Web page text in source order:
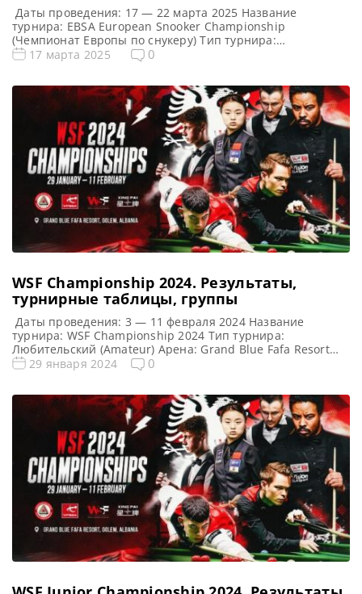
Даты проведения: 17 — 22 марта 2025 Название
турнира: EBSA European Snooker Championship
(Чемпионат Европы по снукеру) Тип турнира:
Любительский (EBSA) Арена: Pine Beach Belek Hotel Место
МакГиган (Robbie McGuigan) Турнирная таблица
European Championship 2025: 1/16 финала 1/8 финала 1/4
финала 1/2 финала […]
17 марта 2025 0
WSF Championship 2024. Результаты,
турнирные таблицы, группы
Даты проведения: 3 — 11 февраля 2024 Название
турнира: WSF Championship 2024 Тип турнира:
Любительский (Amateur) Арена: Grand Blue Fafa Resort
Место проведения (населенный пункт, город, страна):
предыдущего турнира: Ма Хайлун WSF Championship
2024 Расписание трансляций WSF Championship 2024
Призовой фонд WSF Championship […]
29 января 2024 0